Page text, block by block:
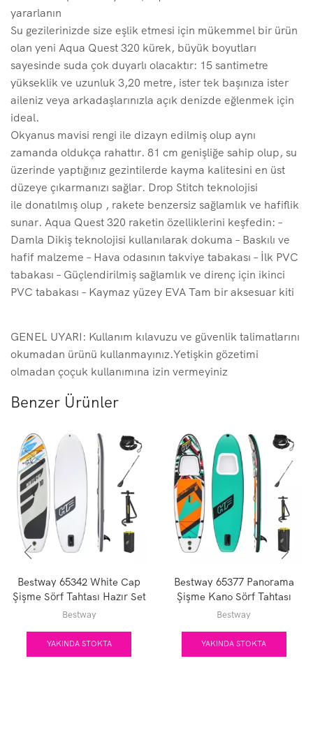
yararlanın
Su gezilerinizde size eşlik etmesi için mükemmel bir ürün
olan yeni Aqua Quest 320 kürek, büyük boyutları
sayesinde suda çok duyarlı olacaktır: 15 santimetre
yükseklik ve uzunluk 3,20 metre, ister tek başınıza ister
aileniz veya arkadaşlarınızla açık denizde eğlenmek için
ideal.
Okyanus mavisi rengi ile dizayn edilmiş olup aynı
zamanda oldukça rahattır. 81 cm genişliğe sahip olup, su
üzerinde yaptığınız gezintilerde kayma kalitesini en üst
düzeye çıkarmanızı sağlar. Drop Stitch teknolojisi
ile donatılmış olup , rakete benzersiz sağlamlık ve hafiflik
sunar. Aqua Quest 320 raketin özelliklerini keşfedin: –
Damla Dikiş teknolojisi kullanılarak dokuma – Baskılı ve
hafif malzeme – Hava odasının takviye tabakası – İlk PVC
tabakası – Güçlendirilmiş sağlamlık ve direnç için ikinci
PVC tabakası – Kaymaz yüzey EVA Tam bir aksesuar kiti
GENEL UYARI: Kullanım kılavuzu ve güvenlik talimatlarını
okumadan ürünü kullanmayınız.Yetişkin gözetimi
olmadan çoçuk kullanımına izin vermeyiniz
Benzer Ürünler
Bestway 65342 White Cap
Şişme Sörf Tahtası Hazır Set
Stand Up Paddle
Bestway
YAKINDA STOKTA
Bestway 65377 Panorama
Şişme Kano Sörf Tahtası
Hazır Set Stand Up Paddle
Bestway
YAKINDA STOKTA